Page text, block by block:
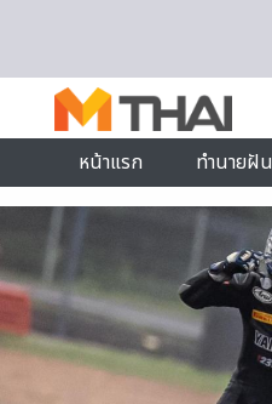
หน้าแรก
ทำนายฝัน